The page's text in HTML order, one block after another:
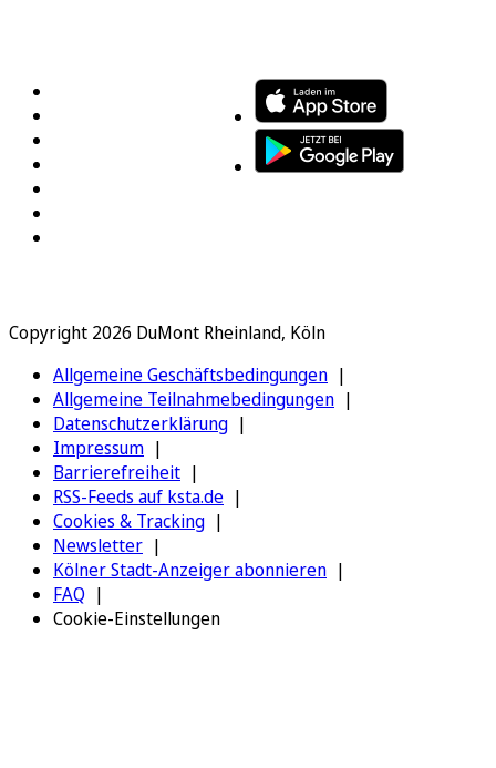
Copyright 2026 DuMont Rheinland, Köln
Allgemeine Geschäftsbedingungen
Allgemeine Teilnahmebedingungen
Datenschutzerklärung
Impressum
Barrierefreiheit
RSS-Feeds auf ksta.de
Cookies & Tracking
Newsletter
Kölner Stadt-Anzeiger abonnieren
FAQ
Cookie-Einstellungen